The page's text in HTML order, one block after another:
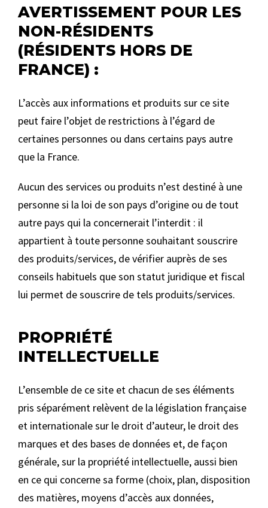
AVERTISSEMENT POUR LES
NON-RÉSIDENTS
(RÉSIDENTS HORS DE
FRANCE) :
L’accès aux informations et produits sur ce site
peut faire l’objet de restrictions à l’égard de
certaines personnes ou dans certains pays autre
que la France.
Aucun des services ou produits n’est destiné à une
personne si la loi de son pays d’origine ou de tout
autre pays qui la concernerait l’interdit : il
appartient à toute personne souhaitant souscrire
des produits/services, de vérifier auprès de ses
conseils habituels que son statut juridique et fiscal
lui permet de souscrire de tels produits/services.
PROPRIÉTÉ
INTELLECTUELLE
L’ensemble de ce site et chacun de ses éléments
pris séparément relèvent de la législation française
et internationale sur le droit d’auteur, le droit des
marques et des bases de données et, de façon
générale, sur la propriété intellectuelle, aussi bien
en ce qui concerne sa forme (choix, plan, disposition
des matières, moyens d’accès aux données,